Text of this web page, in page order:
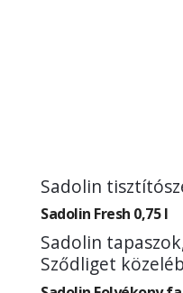
Sadolin
Sadolin Fresh 0,75 l
Sadolin
Sződliget